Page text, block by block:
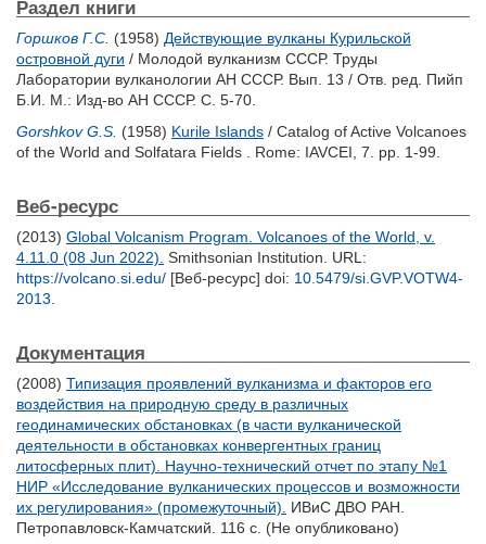
Раздел книги
Горшков Г.С. (1958) Действующие вулканы Курильской
островной дуги / Молодой вулканизм СССР. Труды
Лаборатории вулканологии АН СССР. Вып. 13 / Отв. ред. Пийп
Б.И.
М.: Изд-во АН СССР. С. 5-70.
Gorshkov G.S. (1958) Kurile Islands / Catalog of Active Volcanoes
of the World and Solfatara Fields . Rome: IAVCEI, 7. pp. 1-99.
Веб-ресурс
(2013) Global Volcanism Program. Volcanoes of the World, v.
4.11.0 (08 Jun 2022). Smithsonian Institution. URL:
https://volcano.si.edu/ [Веб-ресурс] doi: 10.5479/si.GVP.VOTW4-
2013
Документация
(2008) Типизация проявлений вулканизма и факторов его
воздействия на природную среду в различных
геодинамических обстановках (в части вулканической
деятельности в обстановках конвергентных границ
литосферных плит). Научно-технический отчет по этапу №1
НИР «Исследование вулканических процессов и возможности
их регулирования» (промежуточный).
ИВиС ДВО РАН.
Петропавловск-Камчатский. 116 с. (Не опубликовано)